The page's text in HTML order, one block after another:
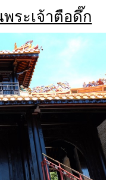
พระเจ้าตือดึ๊ก